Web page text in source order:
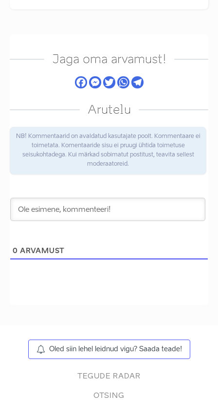
Jaga oma arvamust!
Arutelu
NB! Kommentaarid on avaldatud kasutajate poolt. Kommentaare ei
toimetata. Komentaaride sisu ei pruugi ühtida toimetuse
seisukohtadega. Kui märkad sobimatut postitust, teavita sellest
moderaatoreid.
0 ARVAMUST
Oled siin lehel leidnud vigu? Saada teade!
TEGUDE RADAR
OTSING